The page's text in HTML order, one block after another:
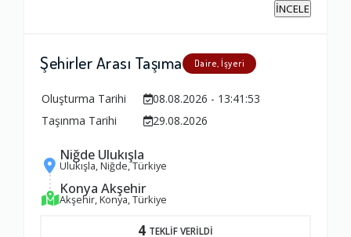
İNCELE
Şehirler Arası Taşıma Daire, İşyeri
Oluşturma Tarihi
08.08.2026 - 13:41:53
Taşınma Tarihi
29.08.2026
Niğde Ulukışla
Ulukışla, Niğde, Türkiye
Konya Akşehir
Akşehir, Konya, Türkiye
4 TEKLİF VERİLDİ